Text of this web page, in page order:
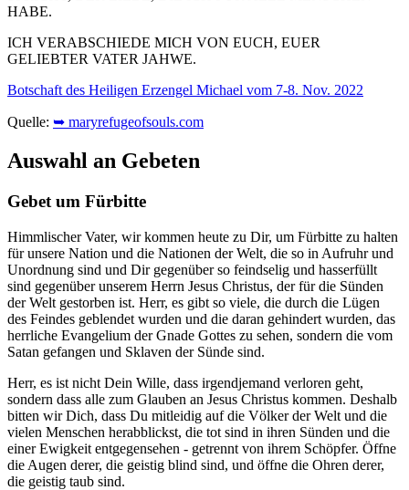
HABE.
ICH VERABSCHIEDE MICH VON EUCH, EUER
GELIEBTER VATER JAHWE.
Botschaft des Heiligen Erzengel Michael vom 7-8. Nov. 2022
Quelle: ➥ maryrefugeofsouls.com
Auswahl an Gebeten
Gebet um Fürbitte
Himmlischer Vater, wir kommen heute zu Dir, um Fürbitte zu halten
für unsere Nation und die Nationen der Welt, die so in Aufruhr und
Unordnung sind und Dir gegenüber so feindselig und hasserfüllt
sind gegenüber unserem Herrn Jesus Christus, der für die Sünden
der Welt gestorben ist. Herr, es gibt so viele, die durch die Lügen
des Feindes geblendet wurden und die daran gehindert wurden, das
herrliche Evangelium der Gnade Gottes zu sehen, sondern die vom
Satan gefangen und Sklaven der Sünde sind.
Herr, es ist nicht Dein Wille, dass irgendjemand verloren geht,
sondern dass alle zum Glauben an Jesus Christus kommen. Deshalb
bitten wir Dich, dass Du mitleidig auf die Völker der Welt und die
vielen Menschen herabblickst, die tot sind in ihren Sünden und die
einer Ewigkeit entgegensehen - getrennt von ihrem Schöpfer. Öffne
die Augen derer, die geistig blind sind, und öffne die Ohren derer,
die geistig taub sind.